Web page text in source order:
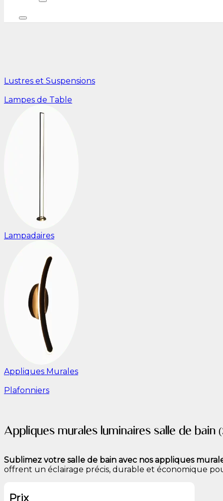
Lustres et Suspensions
Lampes de Table
Lampadaires
Appliques Murales
Plafonniers
Appliques murales luminaires salle de bain
Sublimez votre salle de bain avec nos appliques
offrent un éclairage précis, durable et économique
Prix